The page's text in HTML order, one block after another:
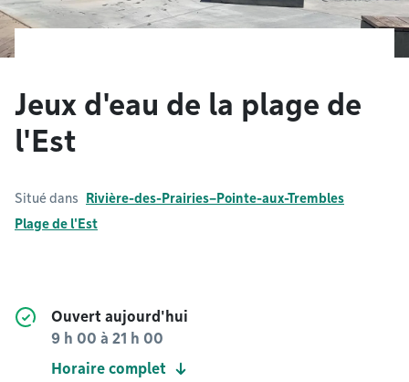
Jeux d'eau de la plage de
l'Est
Situé dans
Rivière-des-Prairies–Pointe-aux-Trembles
Plage de l'Est
Ouvert aujourd'hui
9 h 00 à 21 h 00
Horaire complet